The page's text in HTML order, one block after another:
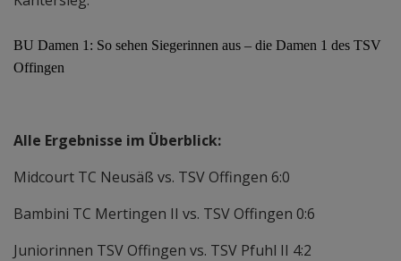
BU Damen 1: So sehen Siegerinnen aus – die Damen 1 des TSV
Offingen
Alle Ergebnisse im Überblick:
Midcourt TC Neusäß vs. TSV Offingen 6:0
Bambini TC Mertingen II vs. TSV Offingen 0:6
Juniorinnen TSV Offingen vs. TSV Pfuhl II 4:2